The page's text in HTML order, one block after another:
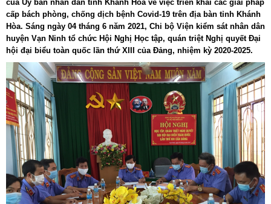
của Ủy ban nhân dân tỉnh Khánh Hòa về việc triển khai các giải pháp
cấp bách phòng, chống dịch bệnh Covid-19 trên địa bàn tỉnh Khánh
Hòa. Sáng ngày 04 tháng 6 năm 2021, Chi bộ Viện kiểm sát nhân dân
huyện Vạn Ninh tổ chức Hội Nghị Học tập, quán triệt Nghị quyết Đại
hội đại biểu toàn quốc lần thứ XIII của Đảng, nhiệm kỳ 2020-2025.